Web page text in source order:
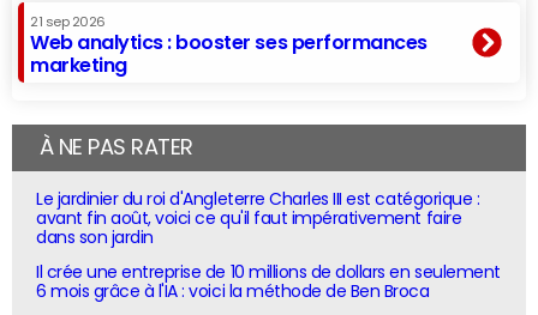
21 sep 2026
Web analytics : booster ses performances
marketing
À NE PAS RATER
Le jardinier du roi d'Angleterre Charles III est catégorique :
avant fin août, voici ce qu'il faut impérativement faire
dans son jardin
Il crée une entreprise de 10 millions de dollars en seulement
6 mois grâce à l'IA : voici la méthode de Ben Broca